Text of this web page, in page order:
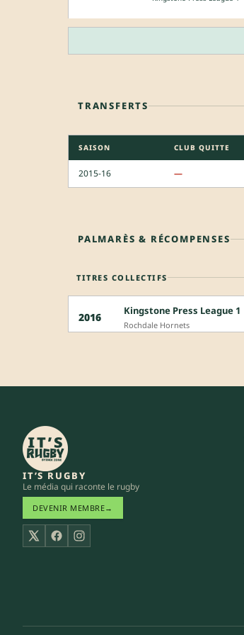
TRANSFERTS
SAISON CLUB QUITTE
2015-16 —
PALMARÈS & RÉCOMPENSES
TITRES COLLECTIFS
2016 Kingstone Press League 1
Rochdale Hornets
IT’S RUGBY
Le média qui raconte le rugby
DEVENIR MEMBRE→
X FacebookInstagram